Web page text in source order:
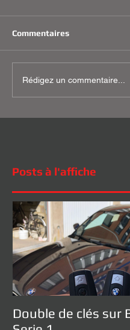
Commentaires
Rédigez un commentaire...
Posts à l'affiche
Double de clés sur